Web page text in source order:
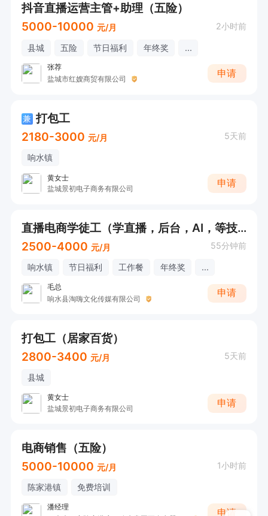
抖音直播运营主管+助理（五险）
5000-10000 元/月 2小时前
县城 五险 节日福利 年终奖 ...
张荐
盐城市红嫂商贸有限公司
申请
兼 打包工
2180-3000 元/月 5天前
响水镇
黄女士
盐城景初电子商务有限公司
申请
直播电商学徒工（学直播，后台，AI，等技术工）
2500-4000 元/月 55分钟前
响水镇 节日福利 工作餐 年终奖 ...
毛总
响水县淘嗨文化传媒有限公司
申请
打包工（居家百货）
2800-3400 元/月 5天前
县城
黄女士
盐城景初电子商务有限公司
申请
电商销售（五险）
5000-10000 元/月 1小时前
陈家港镇 免费培训
潘经理
申请